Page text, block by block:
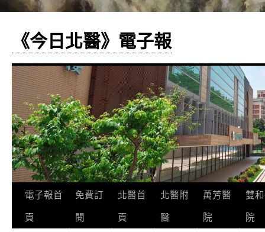
《今日北醫》電子報
跳
至
電子報首
頁
免費訂
閱
北醫首
頁
北醫附
醫
萬芳醫
院
雙
院